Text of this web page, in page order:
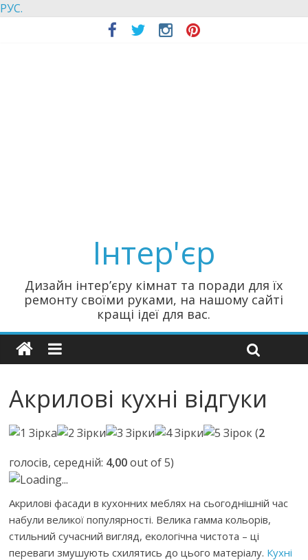
РУС.
Інтер'єр
Дизайн інтер’єру кімнат та поради для їх
ремонту своїми руками, на нашому сайті
кращі ідеї для вас.
Акрилові кухні відгуки
(2
голосів, середній: 4,00out of 5)
Loading...
Акрилові фасади в кухонних меблях на сьогоднішній час
набули великої популярності. Велика гамма кольорів,
стильний сучасний вигляд, екологічна чистота – ці
переваги змушують схилятись до цього матеріалу. Кухні